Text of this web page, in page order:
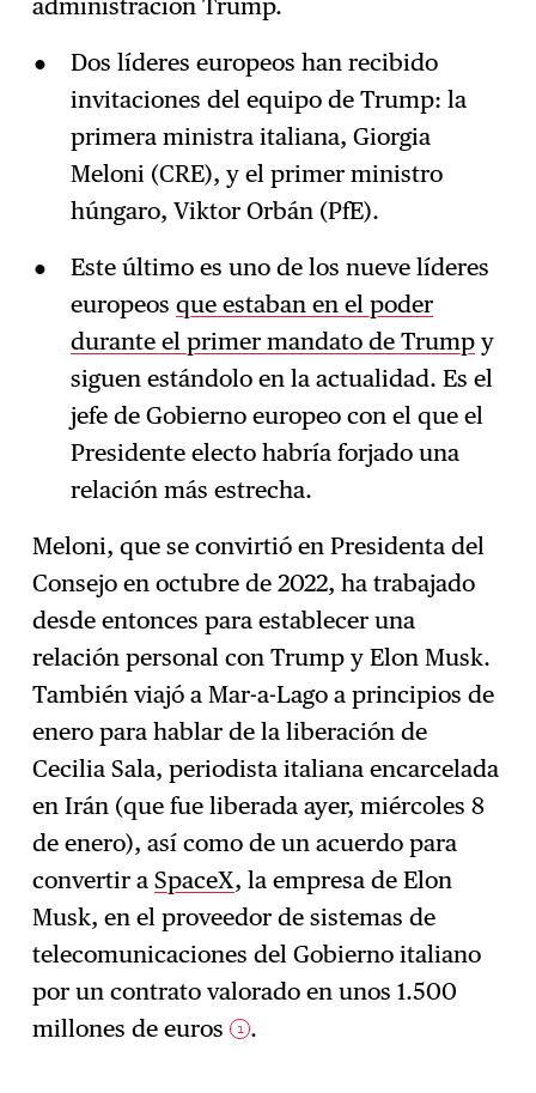
administración Trump.
Dos líderes europeos han recibido
invitaciones del equipo de Trump: la
primera ministra italiana, Giorgia
Meloni (CRE), y el primer ministro
húngaro, Viktor Orbán (PfE).
Este último es uno de los nueve líderes
europeos que estaban en el poder
durante el primer mandato de Trumpy
siguen estándolo en la actualidad. Es el
jefe de Gobierno europeo con el que el
Presidente electo habría forjado una
relación más estrecha.
Meloni, que se convirtió en Presidenta del
Consejo en octubre de 2022, ha trabajado
desde entonces para establecer una
relación personal con Trump y Elon Musk.
También viajó a Mar-a-Lago a principios de
enero para hablar de la liberación de
Cecilia Sala, periodista italiana encarcelada
en Irán (que fue liberada ayer, miércoles 8
de enero), así como de un acuerdo para
convertir aSpaceX, la empresa de Elon
Musk, en el proveedor de sistemas de
telecomunicaciones del Gobierno italiano
por un contrato valorado en unos 1.500
millones de euros 1 .